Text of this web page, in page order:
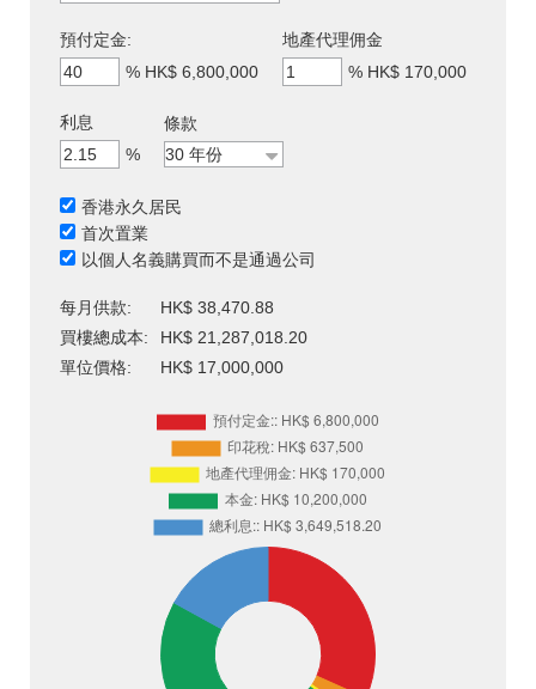
預付定金:
% HK$ 6,800,000
地產代理佣金
% HK$ 170,000
利息
%
條款
香港永久居民
首次置業
以個人名義購買而不是通過公司
每月供款:
HK$ 38,470.88
買樓總成本:
HK$ 21,287,018.20
單位價格:
HK$ 17,000,000